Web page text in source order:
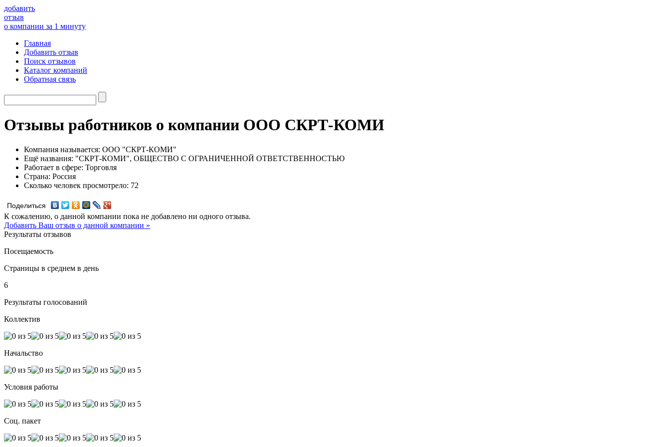
добавить
отзыв
о компании за 1 минуту
Главная
Добавить отзыв
Поиск отзывов
Каталог компаний
Обратная связь
Отзывы работников о компании ООО СКРТ-КОМИ
Компания называется: ООО "СКРТ-КОМИ"
Ещё названия: "СКРТ-КОМИ", ОБЩЕСТВО С ОГРАНИЧЕННОЙ ОТВЕТСТВЕННОСТЬЮ
Работает в сфере: Торговля
Страна: Россия
Сколько человек просмотрело: 72
Поделиться
К сожалению, о данной компании пока не добавлено ни одного отзыва.
Добавить Ваш отзыв о данной компании »
Результаты отзывов
Посещаемость
Страницы в среднем в день
6
Результаты голосований
Коллектив
Начальство
Условия работы
Соц. пакет